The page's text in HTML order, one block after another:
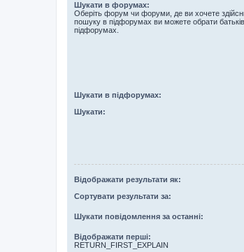
Шукати в форумах:
Оберіть форум чи форуми, де ви хочете
пошуку в підфорумах ви можете обрати
підфорумах.
Шукати в підфорумах:
Шукати:
Відображати результати як:
Сортувати результати за:
Шукати повідомлення за останні:
Відображати перші:
RETURN_FIRST_EXPLAIN